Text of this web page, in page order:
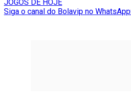
JOGOS DE HOJE
Siga o canal do Bolavip no WhatsApp